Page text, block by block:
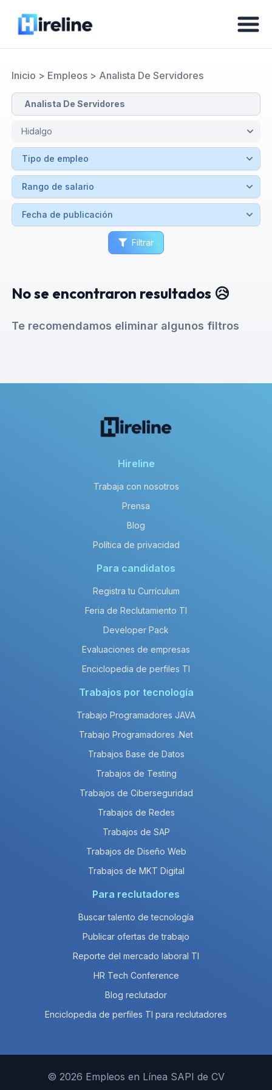
Inicio > Empleos> Analista De Servidores
Filtrar
No se encontraron resultados 😥
Te recomendamos eliminar algunos filtros
Hireline
Trabaja con nosotros
Prensa
Blog
Política de privacidad
Para candidatos
Registra tu Currículum
Feria de Reclutamiento TI
Developer Pack
Evaluaciones de empresas
Enciclopedia de perfiles TI
Trabajos por tecnología
Trabajo Programadores JAVA
Trabajo Programadores .Net
Trabajos Base de Datos
Trabajos de Testing
Trabajos de Ciberseguridad
Trabajos de Redes
Trabajos de SAP
Trabajos de Diseño Web
Trabajos de MKT Digital
Para reclutadores
Buscar talento de tecnología
Publicar ofertas de trabajo
Reporte del mercado laboral TI
HR Tech Conference
Blog reclutador
Enciclopedia de perfiles TI para reclutadores
© 2026 Empleos en Línea SAPI de CV